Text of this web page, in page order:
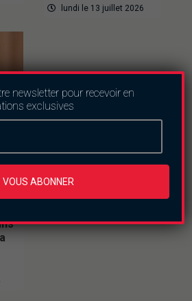
lundi le 13 juillet 2026
newsletter pour recevoir en
exclusives
VOUS ABONNER